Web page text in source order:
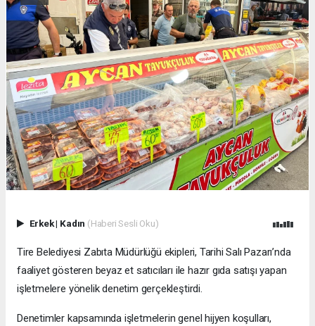
Erkek| Kadın (Haberi Sesli Oku)
Tire Belediyesi Zabıta Müdürlüğü ekipleri, Tarihi Salı Pazarı’nda
faaliyet gösteren beyaz et satıcıları ile hazır gıda satışı yapan
işletmelere yönelik denetim gerçekleştirdi.
Denetimler kapsamında işletmelerin genel hijyen koşulları,